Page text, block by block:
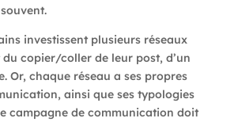
investissent plusieurs réseaux
copier/coller de leur post, d’un
Or, chaque réseau a ses propres
ainsi que ses typologies
campagne de communication doit